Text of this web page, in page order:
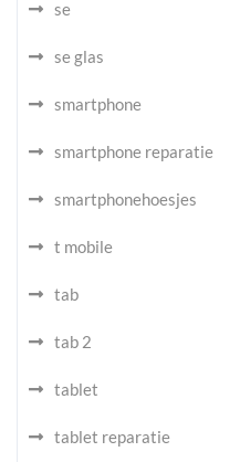
se
se glas
smartphone
smartphone reparatie
smartphonehoesjes
t mobile
tab
tab 2
tablet
tablet reparatie